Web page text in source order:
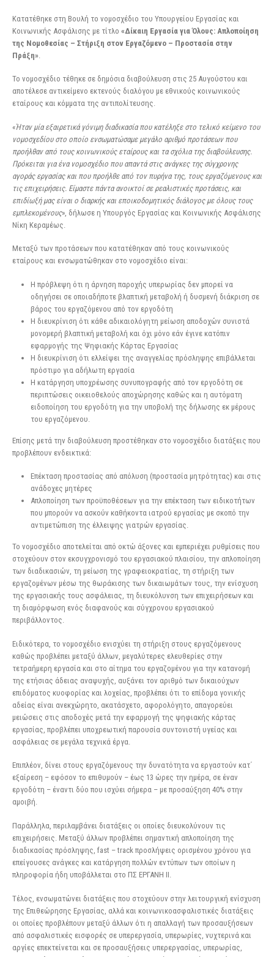
Κατατέθηκε στη Βουλή το νομοσχέδιο του Υπουργείου Εργασίας και
Κοινωνικής Ασφάλισης με τίτλο «Δίκαιη Εργασία για Όλους: Απλοποίηση
της Νομοθεσίας – Στήριξη στον Εργαζόμενο – Προστασία στην
Πράξη»
Το νομοσχέδιο τέθηκε σε δημόσια διαβούλευση στις 25 Αυγούστου και
αποτέλεσε αντικείμενο εκτενούς διαλόγου με εθνικούς κοινωνικούς
εταίρους και κόμματα της αντιπολίτευσης.
«Ήταν μία εξαιρετικά γόνιμη διαδικασία που κατέληξε στο τελικό κείμενο του
νομοσχεδίου στο οποίο ενσωματώσαμε μεγάλο αριθμό προτάσεων που
προήλθαν από τους κοινωνικούς εταίρους και τα σχόλια της διαβούλευσης.
Πρόκειται για ένα νομοσχέδιο που απαντά στις ανάγκες της σύγχρονης
αγοράς εργασίας και που προήλθε από τον πυρήνα της, τους εργαζόμενους και
τις επιχειρήσεις. Είμαστε πάντα ανοικτοί σε ρεαλιστικές προτάσεις, και
επιδίωξή μας είναι ο διαρκής και εποικοδομητικός διάλογος με όλους τους
εμπλεκομένους», δήλωσε η Υπουργός Εργασίας και Κοινωνικής Ασφάλισης
Νίκη Κεραμέως.
Μεταξύ των προτάσεων που κατατέθηκαν από τους κοινωνικούς
εταίρους και ενσωματώθηκαν στο νομοσχέδιο είναι:
Η πρόβλεψη ότι η άρνηση παροχής υπερωρίας δεν μπορεί να
οδηγήσει σε οποιαδήποτε βλαπτική μεταβολή ή δυσμενή διάκριση σε
βάρος του εργαζόμενου από τον εργοδότη
Η διευκρίνιση ότι κάθε αδικαιολόγητη μείωση αποδοχών συνιστά
μονομερή βλαπτική μεταβολή και όχι μόνο εάν έγινε κατόπιν
εφαρμογής της Ψηφιακής Κάρτας Εργασίας
Η διευκρίνιση ότι ελλείψει της αναγγελίας πρόσληψης επιβάλλεται
πρόστιμο για αδήλωτη εργασία
Η κατάργηση υποχρέωσης συνυπογραφής από τον εργοδότη σε
περιπτώσεις οικειοθελούς αποχώρησης καθώς και η αυτόματη
ειδοποίηση του εργοδότη για την υποβολή της δήλωσης εκ μέρους
του εργαζόμενου.
Επίσης μετά την διαβούλευση προστέθηκαν στο νομοσχέδιο διατάξεις που
προβλέπουν ενδεικτικά:
Επέκταση προστασίας από απόλυση (προστασία μητρότητας) και στις
ανάδοχες μητέρες
Απλοποίηση των προϋποθέσεων για την επέκταση των ειδικοτήτων
που μπορούν να ασκούν καθήκοντα ιατρού εργασίας με σκοπό την
αντιμετώπιση της έλλειψης γιατρών εργασίας.
Το νομοσχέδιο αποτελείται από οκτώ άξονες και εμπεριέχει ρυθμίσεις που
στοχεύουν στον εκσυγχρονισμό του εργασιακού πλαισίου, την απλοποίηση
των διαδικασιών, τη μείωση της γραφειοκρατίας, τη στήριξη των
εργαζομένων μέσω της θωράκισης των δικαιωμάτων τους, την ενίσχυση
της εργασιακής τους ασφάλειας, τη διευκόλυνση των επιχειρήσεων και
τη διαμόρφωση ενός διαφανούς και σύγχρονου εργασιακού
περιβάλλοντος.
Ειδικότερα, το νομοσχέδιο ενισχύει τη στήριξη στους εργαζόμενους
καθώς προβλέπει μεταξύ άλλων, μεγαλύτερες ελευθερίες στην
τετραήμερη εργασία και στο αίτημα του εργαζομένου για την κατανομή
της ετήσιας άδειας αναψυχής, αυξάνει τον αριθμό των δικαιούχων
επιδόματος κυοφορίας και λοχείας, προβλέπει ότι το επίδομα γονικής
αδείας είναι ανεκχώρητο, ακατάσχετο, αφορολόγητο, απαγορεύει
μειώσεις στις αποδοχές μετά την εφαρμογή της ψηφιακής κάρτας
εργασίας, προβλέπει υποχρεωτική παρουσία συντονιστή υγείας και
ασφάλειας σε μεγάλα τεχνικά έργα.
Επιπλέον, δίνει στους εργαζόμενους την δυνατότητα να εργαστούν κατ΄
εξαίρεση – εφόσον το επιθυμούν – έως 13 ώρες την ημέρα, σε έναν
εργοδότη – έναντι δύο που ισχύει σήμερα – με προσαύξηση 40% στην
αμοιβή.
Παράλληλα, περιλαμβάνει διατάξεις οι οποίες διευκολύνουν τις
επιχειρήσεις. Μεταξύ άλλων προβλέπει σημαντική απλοποίηση της
διαδικασίας πρόσληψης, fast – track προσλήψεις ορισμένου χρόνου για
επείγουσες ανάγκες και κατάργηση πολλών εντύπων των οποίων η
πληροφορία ήδη υποβάλλεται στο ΠΣ ΕΡΓΑΝΗ ΙΙ.
Τέλος, ενσωματώνει διατάξεις που στοχεύουν στην λειτουργική ενίσχυση
της Επιθεώρησης Εργασίας, αλλά και κοινωνικοασφαλιστικές διατάξεις
οι οποίες προβλέπουν μεταξύ άλλων ότι η απαλλαγή των προσαυξήσεων
από ασφαλιστικές εισφορές σε υπερεργασία, υπερωρίες, νυχτερινά και
αργίες επεκτείνεται και σε προσαυξήσεις υπερεργασίας, υπερωρίας,